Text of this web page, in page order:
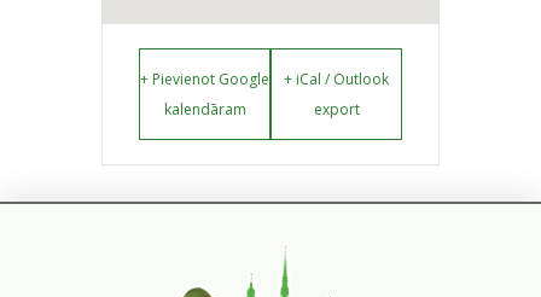
+ Pievienot Google
kalendāram
+ iCal / Outlook
export